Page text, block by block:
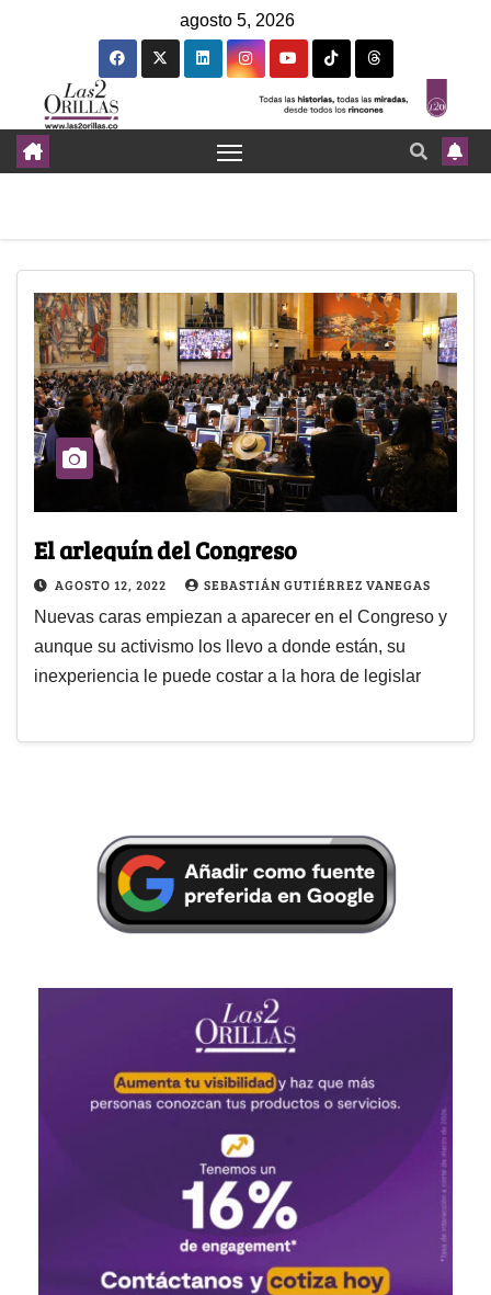
agosto 5, 2026
El arlequín del Congreso
AGOSTO 12, 2022 SEBASTIÁN GUTIÉRREZ VANEGAS
Nuevas caras empiezan a aparecer en el Congreso y
aunque su activismo los llevo a donde están, su
inexperiencia le puede costar a la hora de legislar